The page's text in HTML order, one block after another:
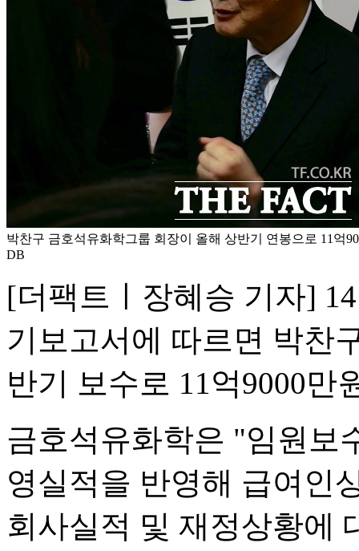
박찬구 금호석유화학그룹 회장이 올해 상반기 연봉으로 11억
DB
[더팩트ㅣ장혜승 기자]
기보고서에 따르면 박찬
반기 보수로 11억9000만
금호석유화학은 "임원보
영실적을 반영해 급여인
회사실적 및 재정상황에